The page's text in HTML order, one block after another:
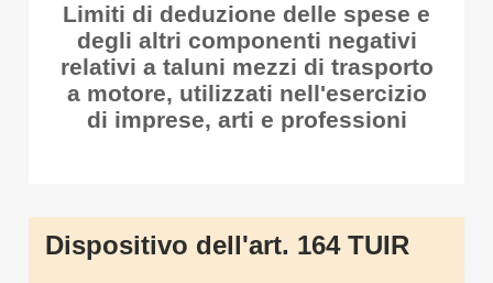
Limiti di deduzione delle spese e
degli altri componenti negativi
relativi a taluni mezzi di trasporto
a motore, utilizzati nell'esercizio
di imprese, arti e professioni
Dispositivo dell'art. 164 TUIR